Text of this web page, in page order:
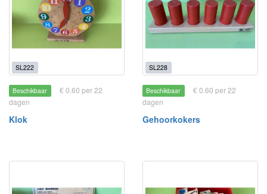
SL222
Beschikbaar
€ 0.60 per 22
dagen
Klok
SL228
Beschikbaar
€ 0.60 per 22
dagen
Gehoorkokers